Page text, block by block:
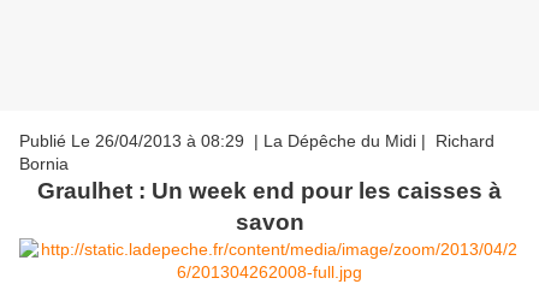
Publié Le 26/04/2013 à 08:29 | La Dépêche du Midi | Richard
Bornia
Graulhet : Un week end pour les caisses à
savon